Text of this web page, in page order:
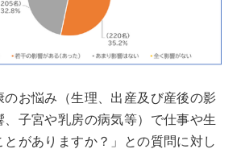
のお悩み（生理、出産及び産後の影
子宮や乳房の病気等）で仕事や生
がありますか？」との質問に対し